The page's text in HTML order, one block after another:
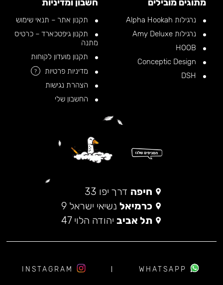
מתוגים מובילים
נרגילות Alpha Hookah
נרגילות Amy Deluxe
חשבון ומדיניות
תקנון אתר – תנאי שימוש
תקנון גיפטכארד – כרטיס
מתנה
תקנון מועדון לקוחות
מדיניות פרטיות
?
הצהרת נגישות
החשבון שלי
חיפה דרך יפו 33
כרמיאל נשיאי ישראל 9
תל אביב יהודה הלוי 47
WHATSAPP
INSTAGRAM